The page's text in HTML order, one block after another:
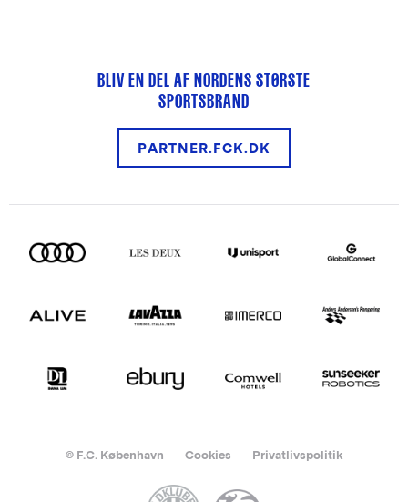
BLIV EN DEL AF NORDENS STØRSTE
SPORTSBRAND
PARTNER.FCK.DK
© F.C. København Cookies Privatlivspolitik